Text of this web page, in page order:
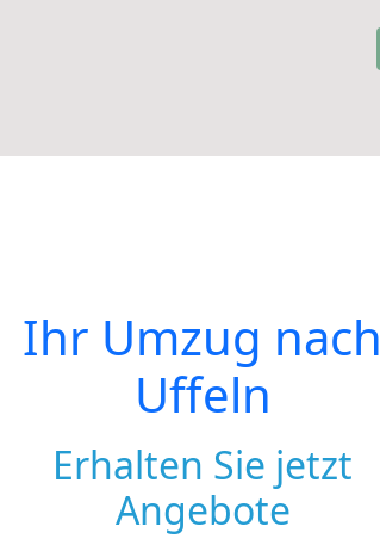
Ihr Umzug nach
Uffeln
Erhalten Sie jetzt
Angebote